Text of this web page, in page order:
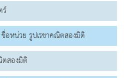
อหน่วย รูปเรขาคณิตสองมิติ
ตสองมิติ